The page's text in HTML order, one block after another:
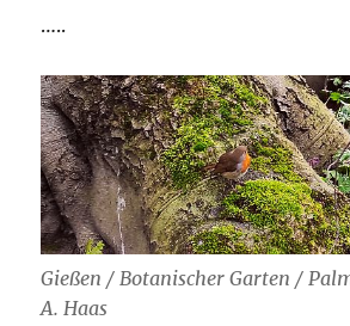
…..
Gießen / Botanischer Garten /
A. Haas